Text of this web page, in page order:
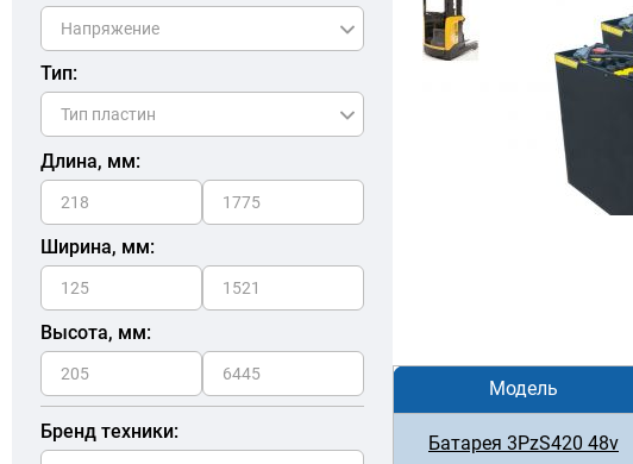
Тип:
Длина, мм:
Ширина, мм:
Высота, мм:
Бренд техники:
Модель
Батарея 3PzS420 48v